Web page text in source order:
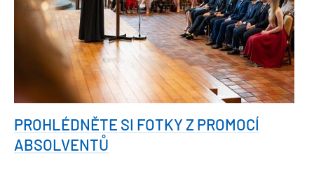
PROHLÉDNĚTE SI FOTKY Z PROMOCÍ
ABSOLVENTŮ